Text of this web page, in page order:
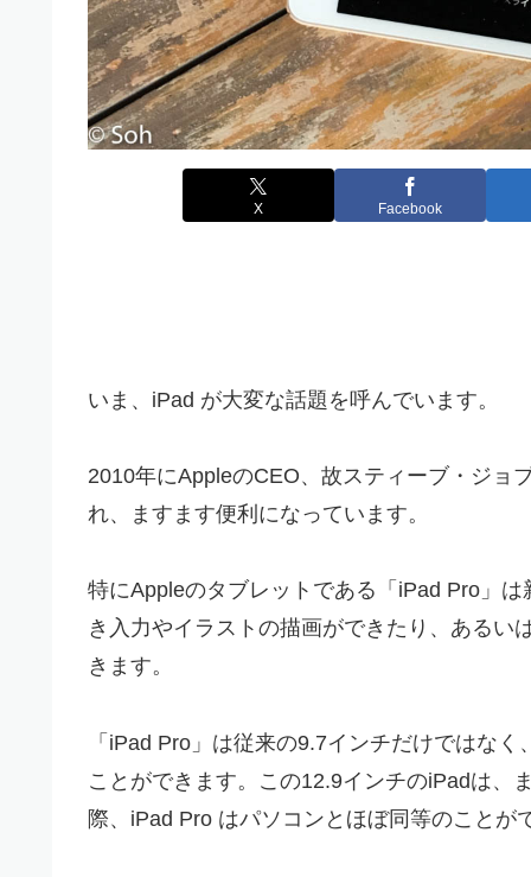
X Facebook
いま、iPad が大変な話題を呼んでいます。
2010年にAppleのCEO、故スティーブ・ジョ
れ、ますます便利になっています。
特にAppleのタブレットである「iPad Pro」
き入力やイラストの描画ができたり、あるい
きます。
「iPad Pro」は従来の9.7インチだけではな
ことができます。この12.9インチのiPadは、
際、iPad Pro はパソコンとほぼ同等のことが